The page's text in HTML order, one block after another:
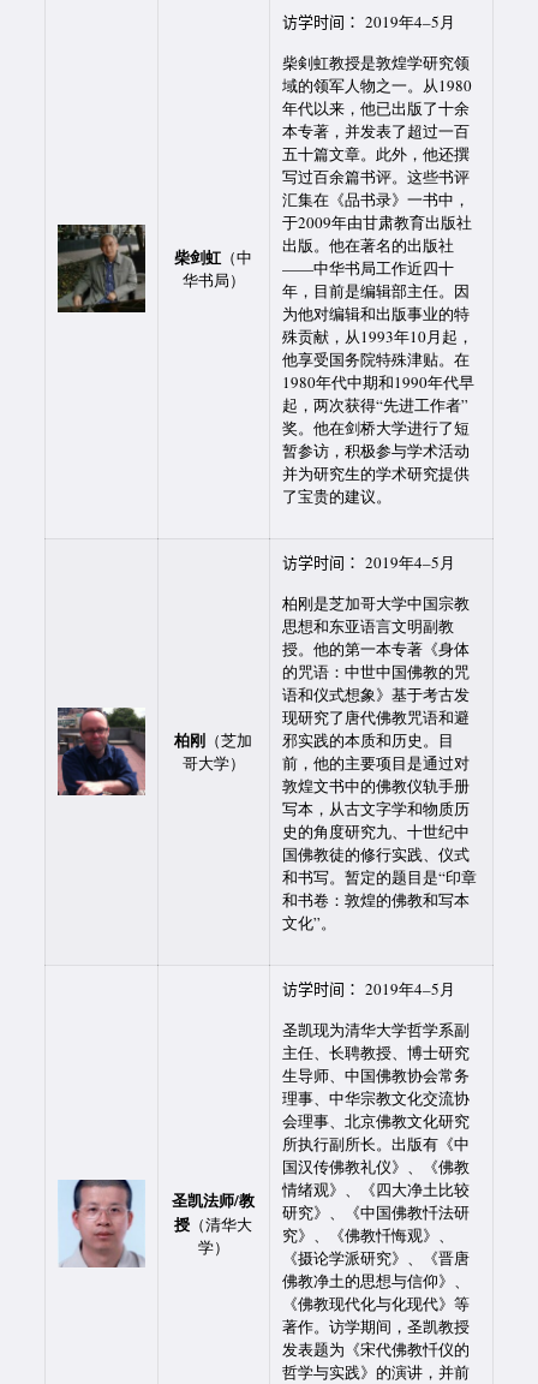
柴剑虹 （中
华书局）
访学时间： 2019年4–5月
柴剣虹教授是敦煌学研究领
域的领军人物之一。从1980
年代以来，他已出版了十余
本专著，并发表了超过一百
五十篇文章。此外，他还撰
写过百余篇书评。这些书评
汇集在《品书录》一书中，
于2009年由甘肃教育出版社
出版。他在著名的出版社
——中华书局工作近四十
年，目前是编辑部主任。因
为他对编辑和出版事业的特
殊贡献，从1993年10月起，
他享受国务院特殊津贴。在
1980年代中期和1990年代早
起，两次获得“先进工作者”
奖。 他在剑桥大学进行了短
暂参访，积极参与学术活动
并为研究生的学术研究提供
了宝贵的建议。
柏刚 （芝加
哥大学）
访学时间： 2019年4–5月
柏刚是芝加哥大学中国宗教
思想和东亚语言文明副教
授。他的第一本专著《身体
的咒语：中世中国佛教的咒
语和仪式想象》基于考古发
现研究了唐代佛教咒语和避
邪实践的本质和历史。目
前，他的主要项目是通过对
敦煌文书中的佛教仪轨手册
写本，从古文字学和物质历
史的角度研究九、十世纪中
国佛教徒的修行实践、仪式
和书写。暂定的题目是“印章
和书卷：敦煌的佛教和写本
文化”。
圣凯法师/教
授 （清华大
学）
访学时间： 2019年4–5月
圣凯现为清华大学哲学系副
主任、长聘教授、博士研究
生导师、中国佛教协会常务
理事、中华宗教文化交流协
会理事、北京佛教文化研究
所执行副所长。出版有《中
国汉传佛教礼仪》、《佛教
情绪观》、《四大净土比较
研究》、《中国佛教忏法研
究》、《佛教忏悔观》、
《摄论学派研究》、《晋唐
佛教净土的思想与信仰》、
《佛教现代化与化现代》等
著作。访学期间，圣凯教授
发表题为《宋代佛教忏仪的
哲学与实践》的演讲，并前